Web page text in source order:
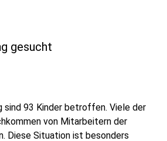
gesucht
sind 93 Kinder betroffen. Viele der
von Mitarbeitern der
Diese Situation ist besonders